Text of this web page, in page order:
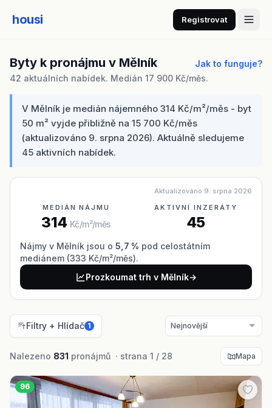
housi Registrovat
Byty k pronájmu v Mělník
Jak to funguje?
42 aktuálních nabídek. Medián 17 900 Kč/měs.
V Mělník je medián nájemného 314 Kč/m²/měs - byt
50 m² vyjde přibližně na 15 700 Kč/měs
(aktualizováno 9. srpna 2026). Aktuálně sledujeme
45 aktivních nabídek.
Aktualizováno 9. srpna 2026
MEDIÁN NÁJMU
314 Kč/m²/měs
AKTIVNÍ INZERÁTY
45
Nájmy v Mělník jsou o 5,7 % pod celostátním
mediánem (333 Kč/m²/měs).
Prozkoumat trh v Mělník→
Filtry + Hlídač 1
Nalezeno 831 pronájmů · strana 1 / 28 Mapa
96